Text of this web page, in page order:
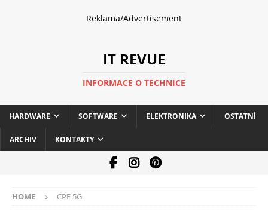
Reklama/Advertisement
IT REVUE
INFORMACE O TECHNICE
HARDWARE SOFTWARE ELEKTRONIKA OSTATNÍ
ARCHIV KONTAKTY
HOME CPE 5G